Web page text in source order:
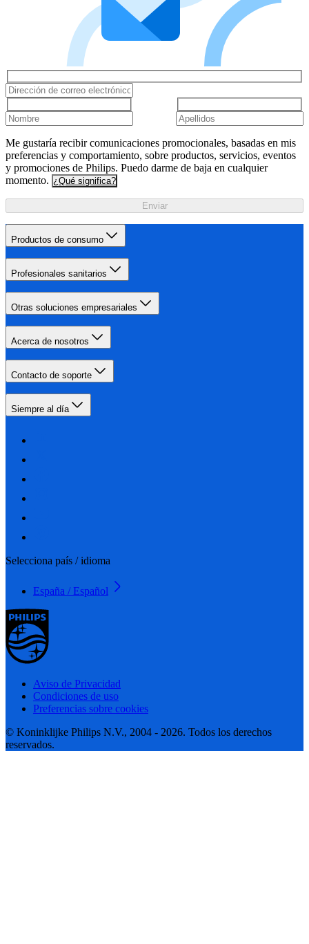
Me gustaría recibir comunicaciones promocionales, basadas en mis
preferencias y comportamiento, sobre productos, servicios, eventos
y promociones de Philips. Puedo darme de baja en cualquier
momento. ¿Qué significa?
Enviar
Productos de consumo
Profesionales sanitarios
Otras soluciones empresariales
Acerca de nosotros
Contacto de soporte
Siempre al día
Selecciona país / idioma
España / Español
Aviso de Privacidad
Condiciones de uso
Preferencias sobre cookies
© Koninklijke Philips N.V., 2004 - 2026. Todos los derechos
reservados.